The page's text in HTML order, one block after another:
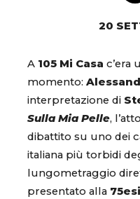
20
A 105 Mi Casa c’era
momento:
interpretazione di
Sulla Mia Pelle,
dibattito su uno dei
italiana più torbidi
lungometraggio
presentato alla